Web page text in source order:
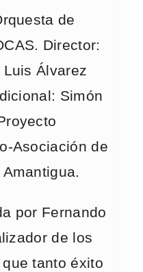
de
Director:
Álvarez
Simón
Asociación de
por Fernando
de los
tanto éxito